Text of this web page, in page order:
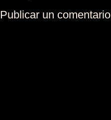
Publicar un comentario